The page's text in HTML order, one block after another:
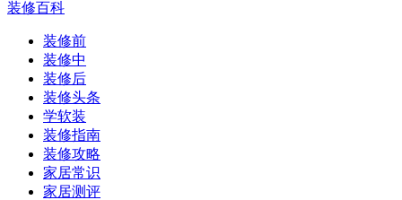
装修百科
装修前
装修中
装修后
装修头条
学软装
装修指南
装修攻略
家居常识
家居测评